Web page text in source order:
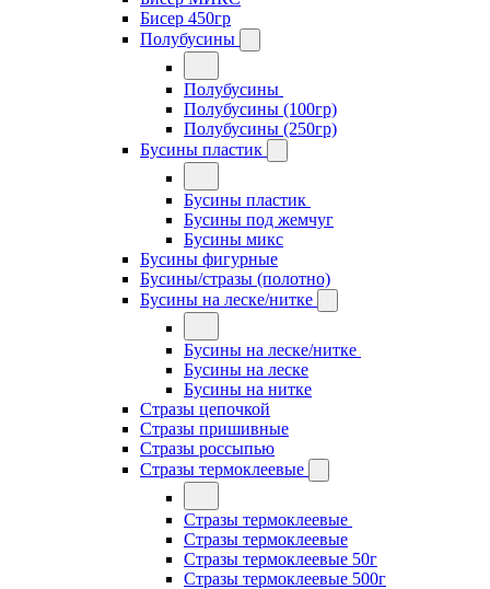
Бисер 450гр
Полубусины
Полубусины
Полубусины (100гр)
Полубусины (250гр)
Бусины пластик
Бусины пластик
Бусины под жемчуг
Бусины микс
Бусины фигурные
Бусины/стразы (полотно)
Бусины на леске/нитке
Бусины на леске/нитке
Бусины на леске
Бусины на нитке
Стразы цепочкой
Стразы пришивные
Стразы россыпью
Стразы термоклеевые
Стразы термоклеевые
Стразы термоклеевые
Стразы термоклеевые 50г
Стразы термоклеевые 500г